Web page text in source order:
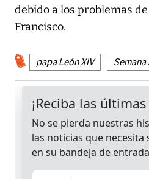
debido a los problemas
Francisco.
papa León XIV Semana